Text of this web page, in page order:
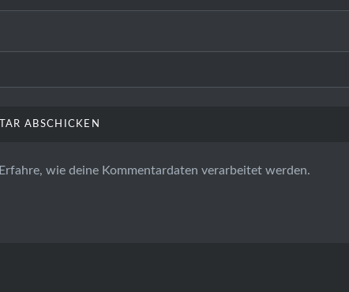
Erfahre, wie deine Kommentardaten verarbeitet werden.